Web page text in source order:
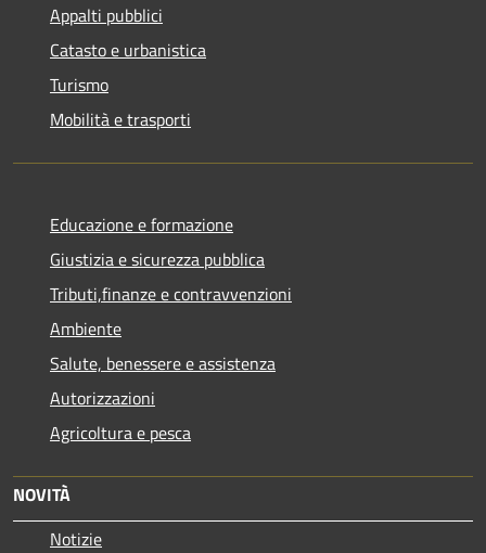
Appalti pubblici
Catasto e urbanistica
Turismo
Mobilità e trasporti
Educazione e formazione
Giustizia e sicurezza pubblica
Tributi,finanze e contravvenzioni
Ambiente
Salute, benessere e assistenza
Autorizzazioni
Agricoltura e pesca
NOVITÀ
Notizie